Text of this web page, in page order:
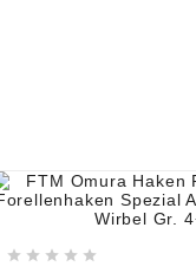
  
    